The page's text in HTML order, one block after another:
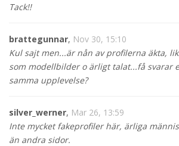
Tack!!
brattegunnar, Nov 30, 15:10
Kul sajt men...är nån av profilerna äkta,
som modellbilder o ärligt talat...få svarar
samma upplevelse?
silver_werner, Mar 26, 13:59
Inte mycket fakeprofiler här, ärliga
än andra sidor.